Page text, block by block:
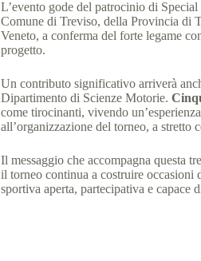
L’evento gode del patrocinio di
Comune di Treviso, della Provincia di
Veneto, a conferma del forte legame
progetto.
Un contributo significativo arriverà
Dipartimento di Scienze Motorie.
come tirocinanti, vivendo
all’organizzazione del torneo, a stretto
Il messaggio che accompagna questa
il torneo continua a costruire
sportiva aperta, partecipativa e capace